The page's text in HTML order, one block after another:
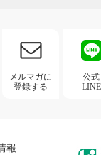
メルマガに
登録する
公式
LINE
報